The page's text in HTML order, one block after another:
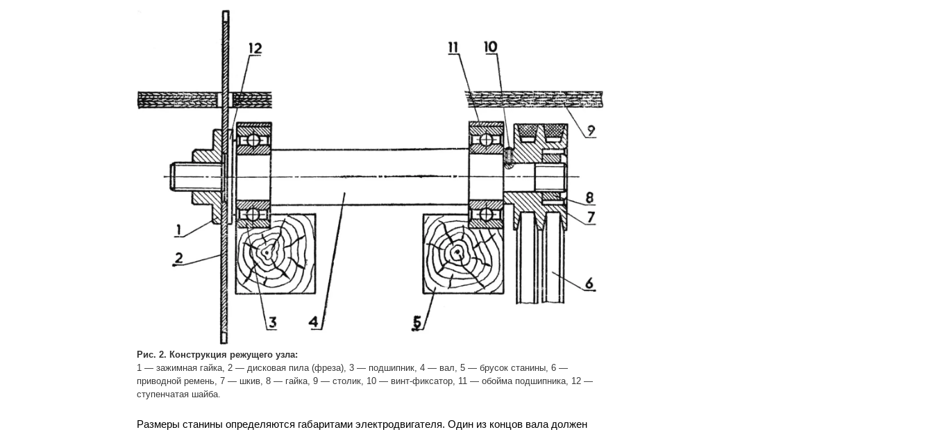
Рис. 2. Конструкция режущего узла:
1 — зажимная гайка, 2 — дисковая пила (фреза), 3 — подшипник, 4 — вал, 5 — брусок станины, 6 —
приводной ремень, 7 — шкив, 8 — гайка, 9 — столик, 10 — винт-фиксатор, 11 — обойма подшипника, 12 —
ступенчатая шайба.
Размеры станины определяются габаритами электродвигателя. Один из концов вала должен